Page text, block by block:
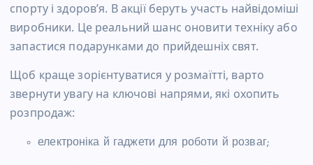
спорту і здоров’я. В акції беруть участь найвідоміші
виробники. Це реальний шанс оновити техніку або
запастися подарунками до прийдешніх свят.
Щоб краще зорієнтуватися у розмаїтті, варто
звернути увагу на ключові напрями, які охопить
розпродаж:
електроніка й гаджети для роботи й розваг;